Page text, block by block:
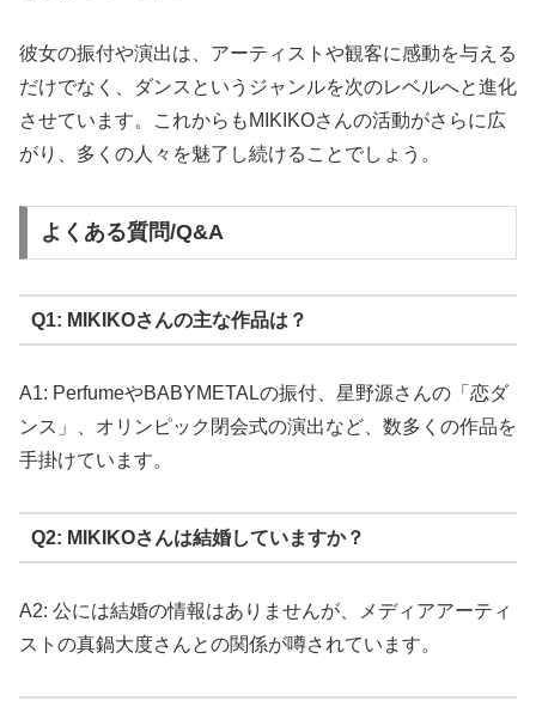
彼女の振付や演出は、アーティストや観客に感動を与える
だけでなく、ダンスというジャンルを次のレベルへと進化
させています。これからもMIKIKOさんの活動がさらに広
がり、多くの人々を魅了し続けることでしょう。
よくある質問/Q&A
Q1: MIKIKOさんの主な作品は？
A1: PerfumeやBABYMETALの振付、星野源さんの「恋ダ
ンス」、オリンピック閉会式の演出など、数多くの作品を
手掛けています。
Q2: MIKIKOさんは結婚していますか？
A2: 公には結婚の情報はありませんが、メディアアーティ
ストの真鍋大度さんとの関係が噂されています。